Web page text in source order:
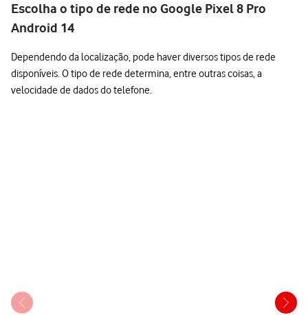
Escolha o tipo de rede no Google Pixel 8 Pro
Android 14
Dependendo da localização, pode haver diversos tipos de rede
disponíveis. O tipo de rede determina, entre outras coisas, a
velocidade de dados do telefone.